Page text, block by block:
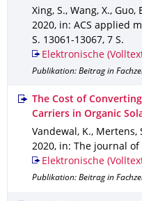
Xing, S., Wang, X., Guo,
2020, in: ACS applied
S. 13061-13067, 7 S.
Elektronische
Publikation: Beitrag in
The Cost of
Carriers in Organic
Vandewal, K., Mertens,
2020, in: The journal
Elektronische
Publikation: Beitrag in